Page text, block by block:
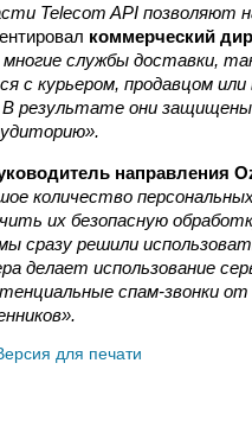
Telecom API позволяют
коммерческий
службы доставки,
с курьером, продавцом
результате они защищены
направления
количество
их безопасную
сразу решили
делает использование
спам-звонки от
для печати